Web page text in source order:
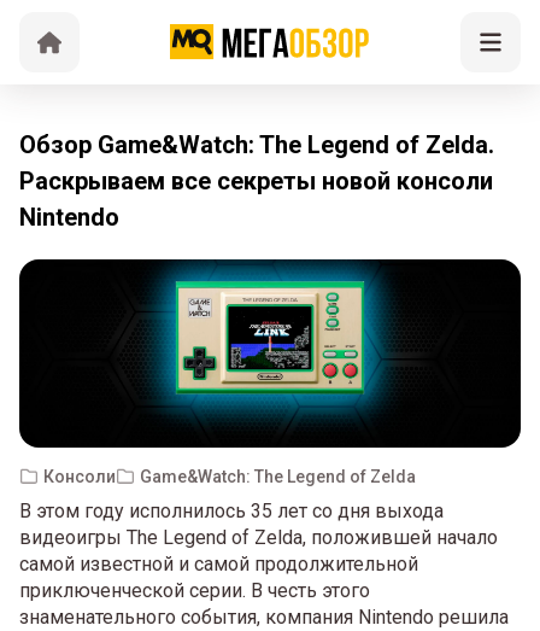
Обзор Game&Watch: The Legend of Zelda.
Раскрываем все секреты новой консоли
Nintendo
Консоли Game&Watch: The Legend of Zelda
В этом году исполнилось 35 лет со дня выхода
видеоигры The Legend of Zelda, положившей начало
самой известной и самой продолжительной
приключенческой серии. В честь этого
знаменательного события, компания Nintendo решила